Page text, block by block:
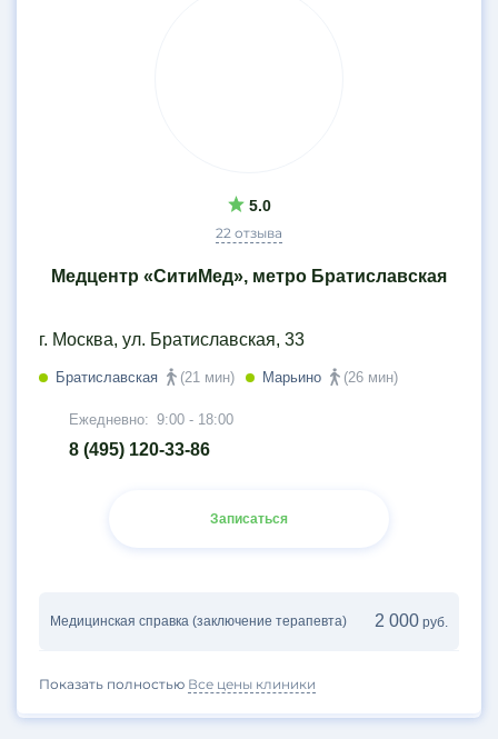
5.0
22 отзыва
Медцентр «СитиМед», метро Братиславская
г. Москва, ул. Братиславская, 33
Братиславская (21 мин) Марьино (26 мин)
Ежедневно: 9:00 - 18:00
8 (495) 120-33-86
Записаться
Медицинская справка (заключение терапевта) 2 000 руб.
Показать полностью Все цены клиники